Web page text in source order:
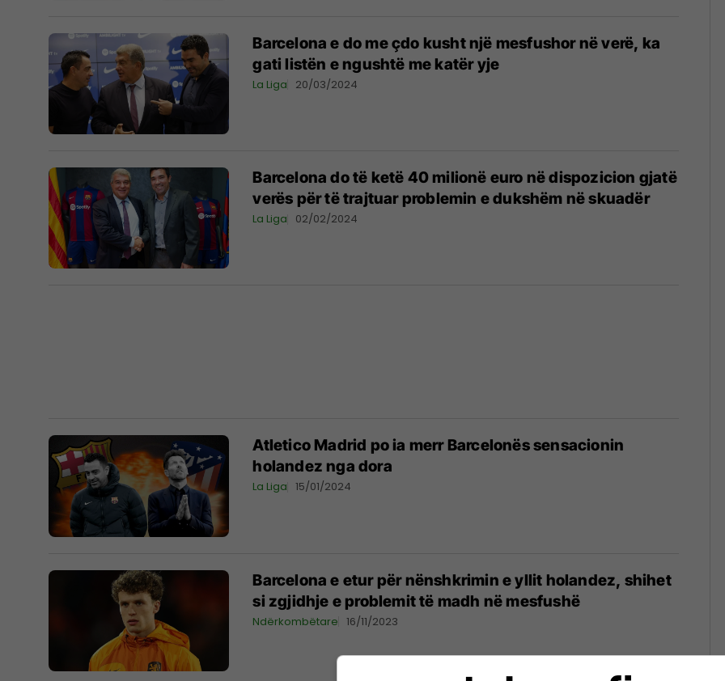
Barcelona e do me çdo kusht një mesfushor në verë, ka
gati listën e ngushtë me katër yje
La Liga 20/03/2024
Barcelona do të ketë 40 milionë euro në dispozicion gjatë
verës për të trajtuar problemin e dukshëm në skuadër
La Liga 02/02/2024
Atletico Madrid po ia merr Barcelonës sensacionin
holandez nga dora
La Liga 15/01/2024
Barcelona e etur për nënshkrimin e yllit holandez, shihet
si zgjidhje e problemit të madh në mesfushë
Ndërkombëtare 16/11/2023